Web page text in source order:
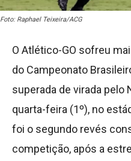
Foto: Raphael Teixeira/ACG
O Atlético-GO sofreu
do Campeonato
superada de virada pelo
quarta-feira (1º), no
foi o segundo revés
competição, após a